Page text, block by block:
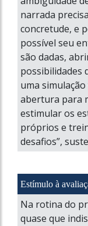
narrada
concretude, e
possível seu
são dadas,
possibilidades
uma
abertura para
estimular os
próprios e
desafios”,
Estímulo à
Na rotina do
quase que